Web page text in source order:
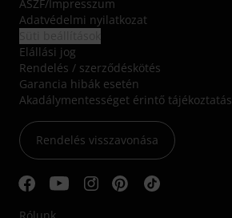
ÁSZF/Impresszum
Adatvédelmi nyilatkozat
Elállási jog
Rendelés / szerződéskötés
Garancia hibák esetén
Akadálymentességet érintő tájékoztatás
Rendelés visszavonása